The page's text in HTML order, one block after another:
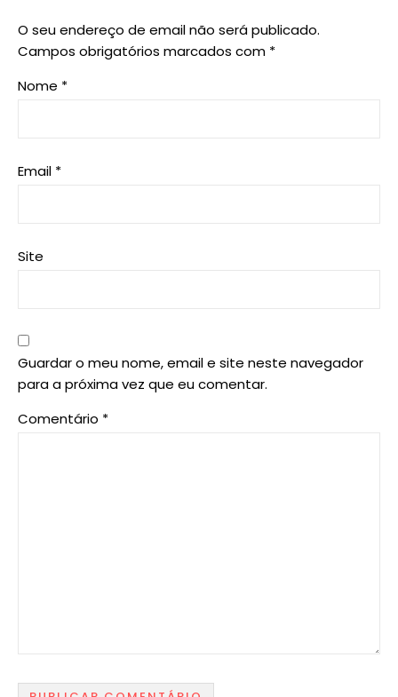
O seu endereço de email não será publicado.
Campos obrigatórios marcados com *
Nome *
Email *
Site
Guardar o meu nome, email e site neste navegador
para a próxima vez que eu comentar.
Comentário *